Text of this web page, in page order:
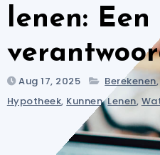
lenen:
Aug 17, 2025 Berekenen
Hypotheek, Kunnen,Lenen,